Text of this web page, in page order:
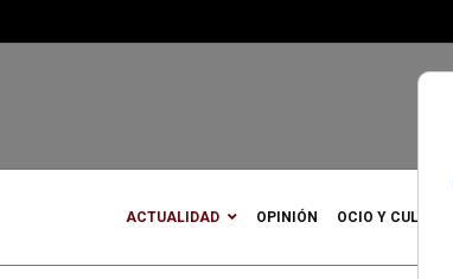
ACTUALIDAD OPINIÓN OCIO Y CULTURA